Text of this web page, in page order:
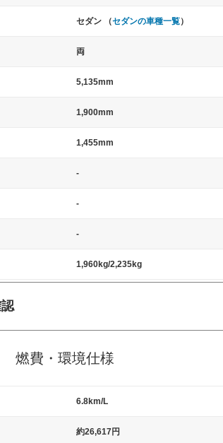
セダン （セダンの車種一覧）
両
5,135mm
1,900mm
1,455mm
-
-
-
1,960kg/2,235kg
が多いようです。
燃費・環境仕様
6.8km/L
約26,617円